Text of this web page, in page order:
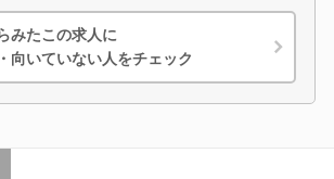
みたこの求人に
向いていない人をチェック